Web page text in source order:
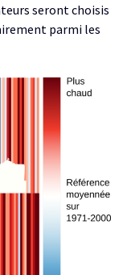
seront choisis
parmi les